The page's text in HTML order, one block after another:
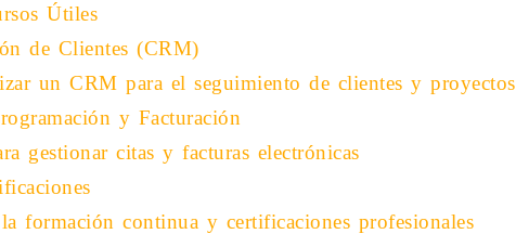
Útiles
de Clientes (CRM)
un CRM para el seguimiento de clientes y proyectos
y Facturación
gestionar citas y facturas electrónicas
formación continua y certificaciones profesionales